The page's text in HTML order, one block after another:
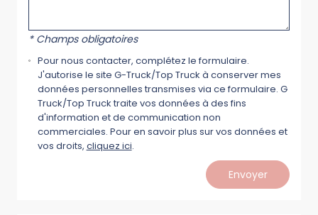
* Champs obligatoires
Pour nous contacter, complétez le formulaire.
J'autorise le site G-Truck/Top Truck à conserver mes
données personnelles transmises via ce formulaire. G
Truck/Top Truck traite vos données à des fins
d'information et de communication non
commerciales. Pour en savoir plus sur vos données et
vos droits, cliquez ici.
Envoyer